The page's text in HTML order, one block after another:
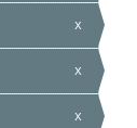
x
x
x